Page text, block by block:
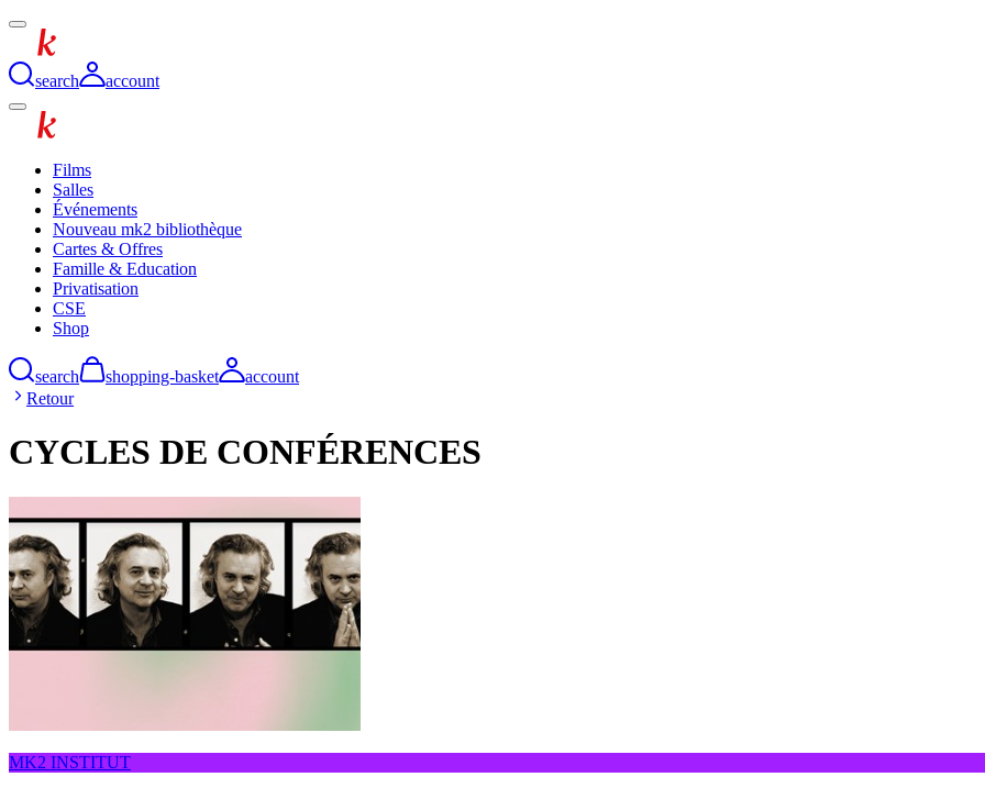
search account
Films
Salles
Événements
Nouveau mk2 bibliothèque
Cartes & Offres
Famille & Education
Privatisation
CSE
Shop
search shopping-basket
account
Retour
CYCLES DE CONFÉRENCES
MK2 INSTITUT